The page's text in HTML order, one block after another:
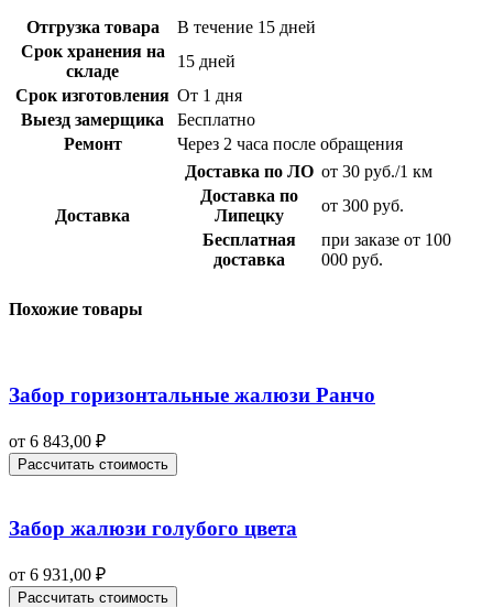
Отгрузка товара
В течение 15 дней
Срок хранения на
складе
15 дней
Срок изготовления От 1 дня
Выезд замерщика
Бесплатно
Ремонт
Через 2 часа после обращения
Доставка
Доставка по ЛО от 30 руб./1 км
Доставка по
Липецку
от 300 руб.
Бесплатная
доставка
при заказе от 100
000 руб.
Похожие товары
Забор горизонтальные жалюзи Ранчо
от 6 843,00 ₽
Рассчитать стоимость
Забор жалюзи голубого цвета
от 6 931,00 ₽
Рассчитать стоимость